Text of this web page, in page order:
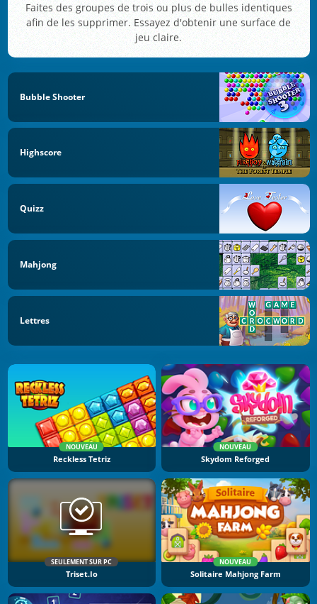
Faites des groupes de trois ou plus de bulles identiques
afin de les supprimer. Essayez d'obtenir une surface de
jeu claire.
Bubble Shooter
Highscore
Quizz
Mahjong
Lettres
NOUVEAU
Reckless Tetriz
NOUVEAU
Skydom Reforged
SEULEMENT SUR PC
Triset.io
NOUVEAU
Solitaire Mahjong Farm